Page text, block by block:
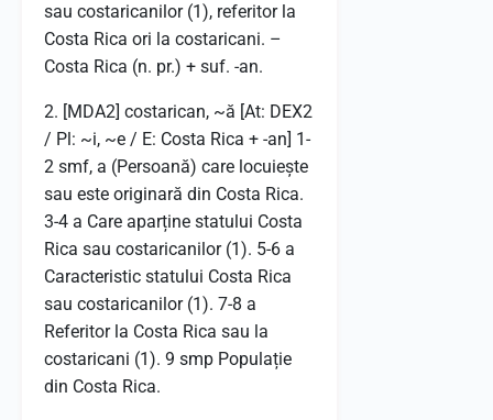
sau costaricanilor (1), referitor la
Costa Rica ori la costaricani. –
Costa Rica (n. pr.) + suf. -an.
2. [MDA2] costarican, ~ă [At: DEX2
/ Pl: ~i, ~e / E: Costa Rica + -an] 1-
2 smf, a (Persoană) care locuiește
sau este originară din Costa Rica.
3-4 a Care aparține statului Costa
Rica sau costaricanilor (1). 5-6 a
Caracteristic statului Costa Rica
sau costaricanilor (1). 7-8 a
Referitor la Costa Rica sau la
costaricani (1). 9 smp Populație
din Costa Rica.